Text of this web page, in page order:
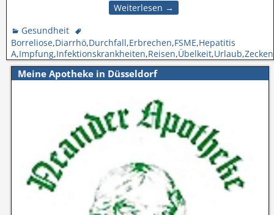
Weiterlesen →
Gesundheit
Borreliose,Diarrhö,Durchfall,Erbrechen,FSME,Hepatitis
A,Impfung,Infektionskrankheiten,Reisen,Übelkeit,Urlaub,Zecken
Meine Apotheke in Düsseldorf